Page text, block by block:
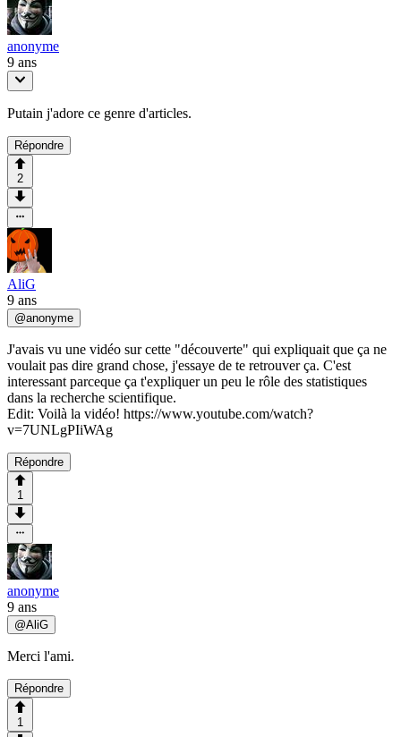
anonyme
9 ans
Putain j'adore ce genre d'articles.
Répondre
2
AliG
9 ans
@anonyme
J'avais vu une vidéo sur cette "découverte" qui expliquait que ça ne
voulait pas dire grand chose, j'essaye de te retrouver ça. C'est
interessant parceque ça t'expliquer un peu le rôle des statistiques
dans la recherche scientifique.
Edit: Voilà la vidéo! https://www.youtube.com/watch?
v=7UNLgPIiWAg
Répondre
1
anonyme
9 ans
@AliG
Merci l'ami.
Répondre
1